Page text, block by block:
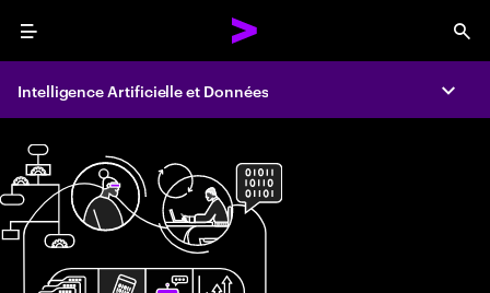
Menu
Intelligence Artificielle et Données